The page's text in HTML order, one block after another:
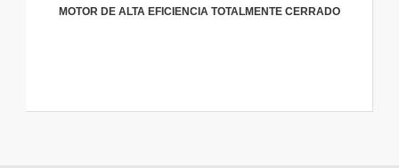
MOTOR DE ALTA EFICIENCIA TOTALMENTE CERRADO